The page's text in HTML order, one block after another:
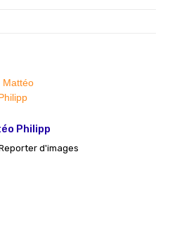
Philipp
d'images